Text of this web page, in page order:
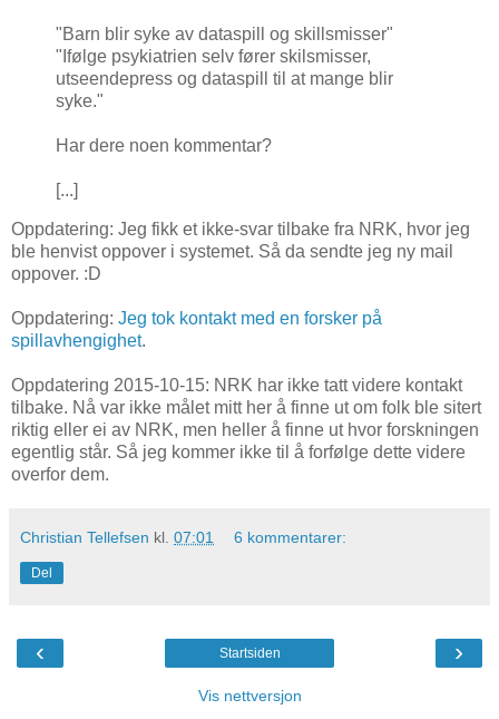
"Barn blir syke av dataspill og skillsmisser"
"Ifølge psykiatrien selv fører skilsmisser,
utseendepress og dataspill til at mange blir
syke."
Har dere noen kommentar?
[...]
Oppdatering: Jeg fikk et ikke-svar tilbake fra NRK, hvor jeg
ble henvist oppover i systemet. Så da sendte jeg ny mail
oppover. :D
Oppdatering: Jeg tok kontakt med en forsker på
spillavhengighet.
Oppdatering 2015-10-15: NRK har ikke tatt videre kontakt
tilbake. Nå var ikke målet mitt her å finne ut om folk ble sitert
riktig eller ei av NRK, men heller å finne ut hvor forskningen
egentlig står. Så jeg kommer ikke til å forfølge dette videre
overfor dem.
Christian Tellefsen kl. 07:01 6 kommentarer:
Del
‹ ›
Startsiden
Vis nettversjon